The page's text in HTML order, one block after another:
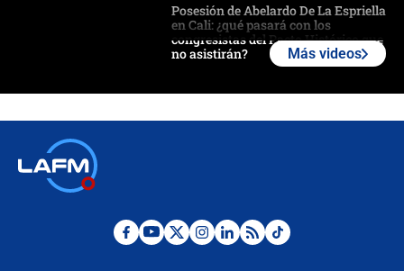
Posesión de Abelardo De La Espriella
en Cali: ¿qué pasará con los
congresistas del Pacto Histórico que
no asistirán?
¿Por qué De la Espriella gobernará
Más videos